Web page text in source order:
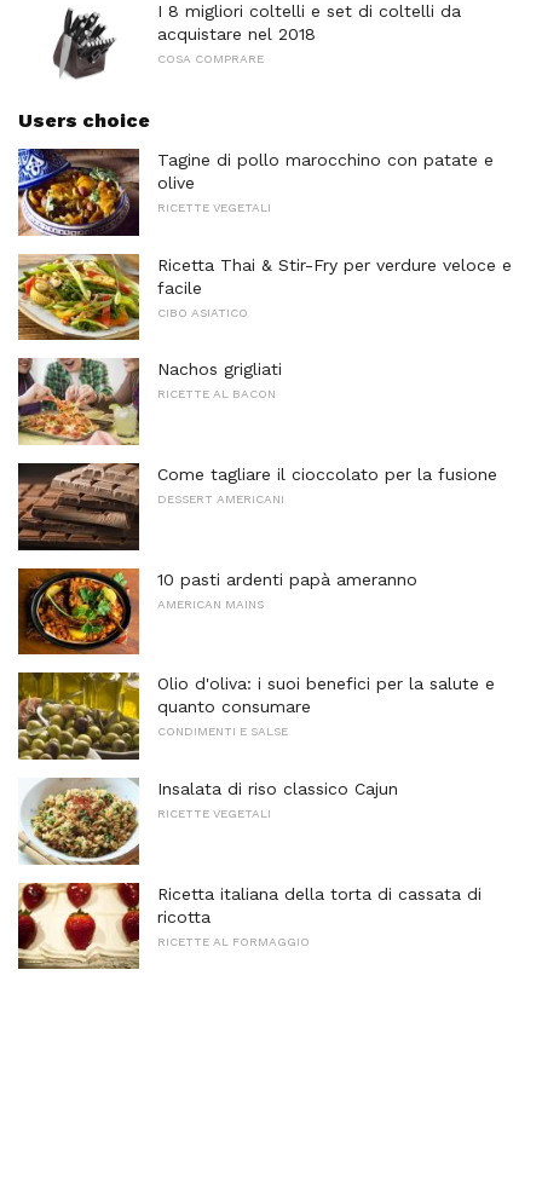
I 8 migliori coltelli e set di coltelli da
acquistare nel 2018
COSA COMPRARE
Users choice
Tagine di pollo marocchino con patate e
olive
RICETTE VEGETALI
Ricetta Thai & Stir-Fry per verdure veloce e
facile
CIBO ASIATICO
Nachos grigliati
RICETTE AL BACON
Come tagliare il cioccolato per la fusione
DESSERT AMERICANI
10 pasti ardenti papà ameranno
AMERICAN MAINS
Olio d'oliva: i suoi benefici per la salute e
quanto consumare
CONDIMENTI E SALSE
Insalata di riso classico Cajun
RICETTE VEGETALI
Ricetta italiana della torta di cassata di
ricotta
RICETTE AL FORMAGGIO